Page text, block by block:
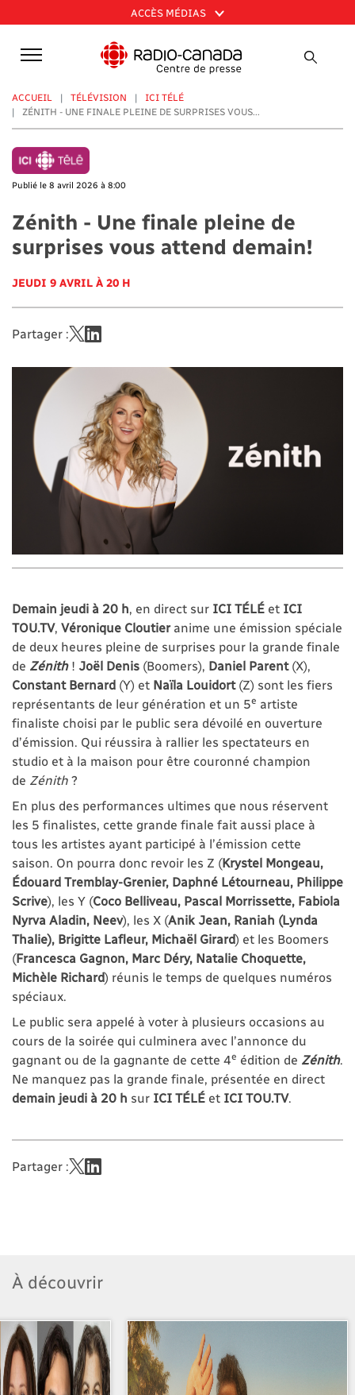
au
contenu
principal
ACCÈS MÉDIAS
ACCUEIL TÉLÉVISION
ICI TÉLÉ
ZÉNITH - UNE FINALE PLEINE DE SURPRISES VOUS...
Publié le 8 avril 2026 à 8:00
Zénith - Une finale pleine de
surprises vous attend demain!
JEUDI 9 AVRIL À 20 H
Partager :
Demain jeudi à 20 h , en direct sur ICI TÉLÉ et ICI
TOU.TV, Véronique Cloutieranime une émission spéciale
de deux heures pleine de surprises pour la grande finale
de Zénith! Joël Denis (Boomers), Daniel Parent(X),
Constant Bernard (Y) et Naïla Louidort(Z) sont les fiers
représentants de leur génération et un 5e artiste
finaliste choisi par le public sera dévoilé en ouverture
d’émission. Qui réussira à rallier les spectateurs en
studio et à la maison pour être couronné champion
de Zénith ?
En plus des performances ultimes que nous réservent
les 5 finalistes, cette grande finale fait aussi place à
tous les artistes ayant participé à l’émission cette
saison. On pourra donc revoir les Z (Krystel Mongeau,
Édouard Tremblay-Grenier, Daphné Létourneau, Philippe
Scrive), les Y (Coco Belliveau, Pascal Morrissette, Fabiola
Nyrva Aladin, Neev), les X (Anik Jean, Raniah (Lynda
Thalie), Brigitte Lafleur, Michaël Girard) et les Boomers
(Francesca Gagnon, Marc Déry, Natalie Choquette,
Michèle Richard) réunis le temps de quelques numéros
spéciaux.
Le public sera appelé à voter à plusieurs occasions au
cours de la soirée qui culminera avec l’annonce du
gagnant ou de la gagnante de cette 4e édition de Zénith.
Ne manquez pas la grande finale, présentée en direct
demain jeudi à 20 h sur ICI TÉLÉ et ICI TOU.TV.
Partager :
À découvrir